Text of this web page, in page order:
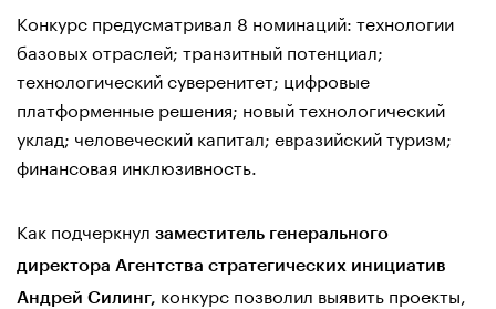
Конкурс предусматривал 8 номинаций: технологии
базовых отраслей; транзитный потенциал;
технологический суверенитет; цифровые
платформенные решения; новый технологический
уклад; человеческий капитал; евразийский туризм;
финансовая инклюзивность.
Как подчеркнул заместитель генерального
директора Агентства стратегических инициатив
Андрей Силинг, конкурс позволил выявить проекты,